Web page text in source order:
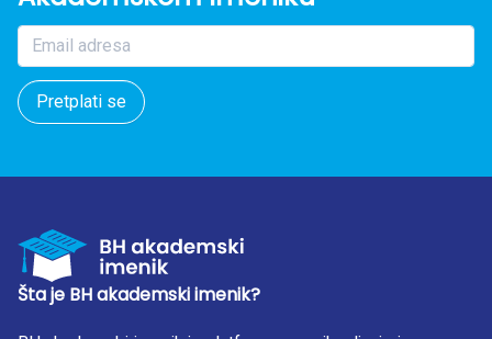
Pretplati se
Šta je BH akademski imenik?